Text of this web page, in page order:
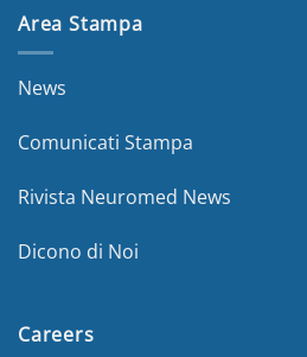
Area Stampa
News
Comunicati Stampa
Rivista Neuromed News
Dicono di Noi
Careers